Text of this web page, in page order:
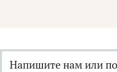
Напишите нам или